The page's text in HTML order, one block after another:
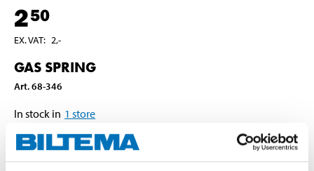
250
EX. VAT: 2,-
GAS SPRING
Art.68-346
In stock in 1 store
ADD TO CART